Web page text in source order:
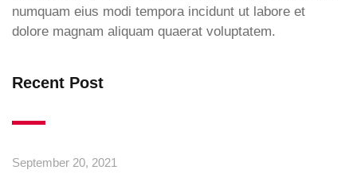
numquam eius modi tempora incidunt ut labore et
dolore magnam aliquam quaerat voluptatem.
Recent Post
September 20, 2021